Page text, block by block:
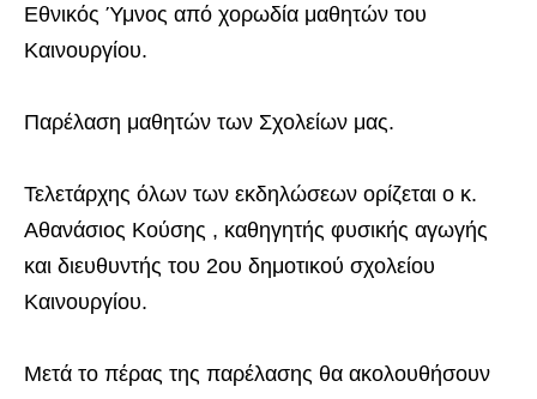
Εθνικός Ύμνος από χορωδία μαθητών του
Καινουργίου.
Παρέλαση μαθητών των Σχολείων μας.
Τελετάρχης όλων των εκδηλώσεων ορίζεται ο κ.
Αθανάσιος Κούσης , καθηγητής φυσικής αγωγής
και διευθυντής του 2ου δημοτικού σχολείου
Καινουργίου.
Μετά το πέρας της παρέλασης θα ακολουθήσουν